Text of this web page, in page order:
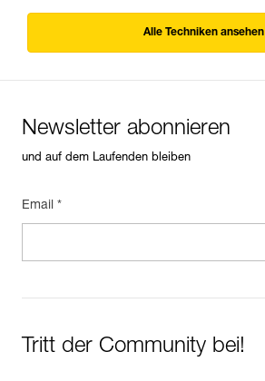
Alle Techniken ansehen
Newsletter abonnieren
und auf dem Laufenden bleiben
Email *
Tritt der Community bei!